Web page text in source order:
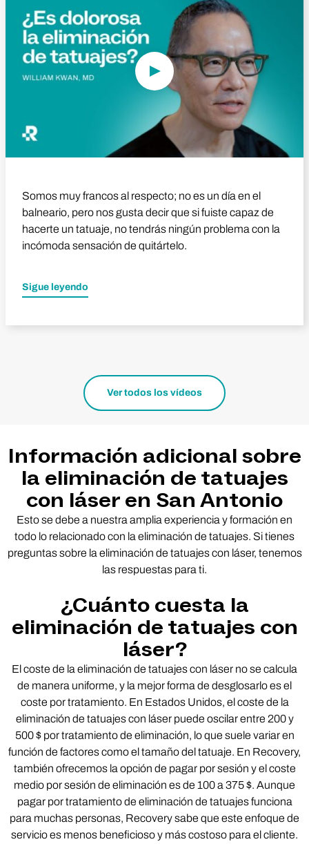
Somos muy francos al respecto; no es un día en el
balneario, pero nos gusta decir que si fuiste capaz de
hacerte un tatuaje, no tendrás ningún problema con la
incómoda sensación de quitártelo.
Sigue leyendo
Ver todos los vídeos
Información adicional sobre
la eliminación de tatuajes
con láser en San Antonio
Esto se debe a nuestra amplia experiencia y formación en
todo lo relacionado con la eliminación de tatuajes. Si tienes
preguntas sobre la eliminación de tatuajes con láser, tenemos
las respuestas para ti.
¿Cuánto cuesta la
eliminación de tatuajes con
láser?
El coste de la eliminación de tatuajes con láser no se calcula
de manera uniforme, y la mejor forma de desglosarlo es el
coste por tratamiento. En Estados Unidos, el coste de la
eliminación de tatuajes con láser puede oscilar entre 200 y
500 $ por tratamiento de eliminación, lo que suele variar en
función de factores como el tamaño del tatuaje. En Recovery,
también ofrecemos la opción de pagar por sesión y el coste
medio por sesión de eliminación es de 100 a 375 $. Aunque
pagar por tratamiento de eliminación de tatuajes funciona
para muchas personas, Recovery sabe que este enfoque de
servicio es menos beneficioso y más costoso para el cliente.